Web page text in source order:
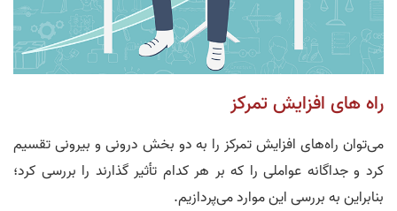
راه های افزایش تمرکز
می‌توان راه‌های افزایش تمرکز را به دو بخش درونی و بیرونی تقسیم
کرد و جداگانه عواملی را که بر هر کدام تأثیر گذارند را بررسی کرد؛
بنابراین به بررسی این موارد می‌پردازیم.